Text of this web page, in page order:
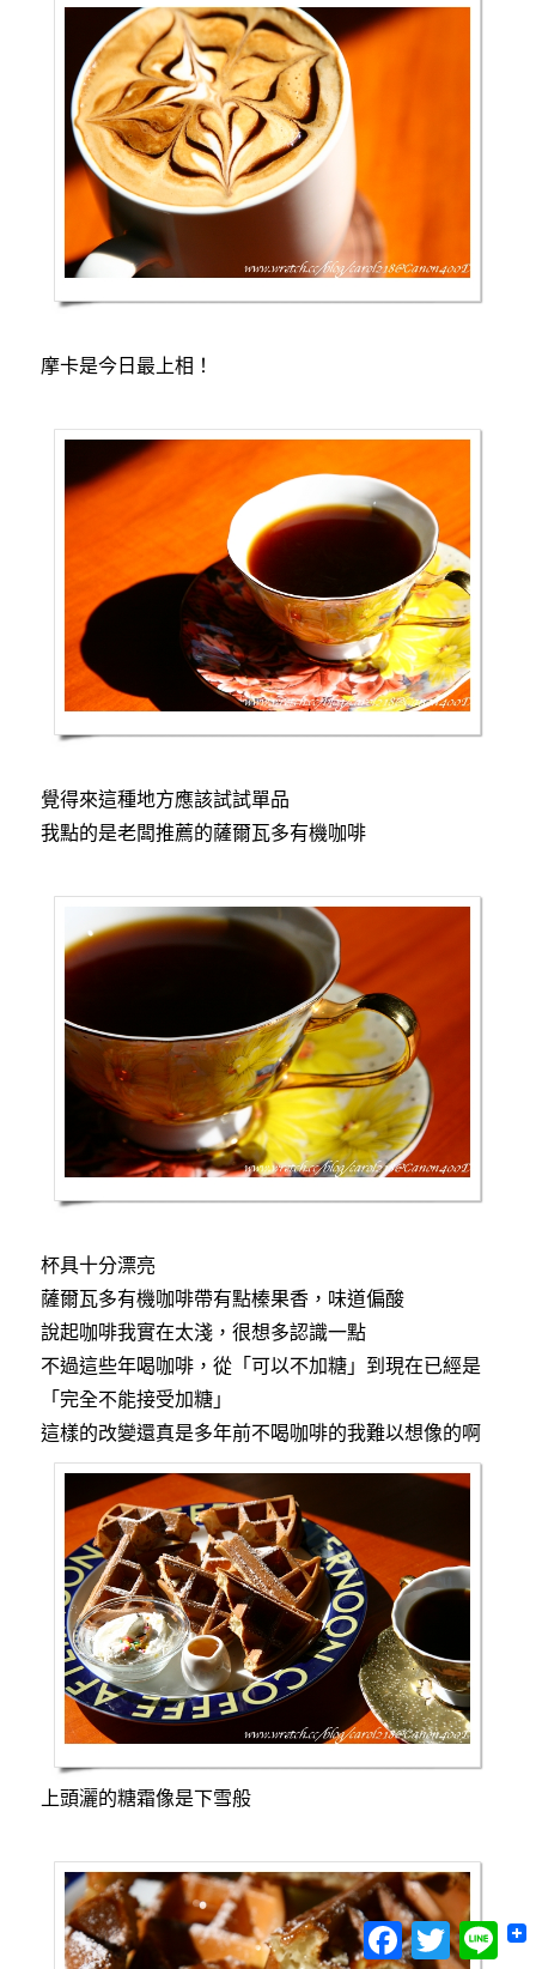
摩卡是今日最上相！
覺得來這種地方應該試試單品
我點的是老闆推薦的薩爾瓦多有機咖啡
杯具十分漂亮
薩爾瓦多有機咖啡帶有點榛果香，味道偏酸
說起咖啡我實在太淺，很想多認識一點
不過這些年喝咖啡，從「可以不加糖」到現在已經是
「完全不能接受加糖」
這樣的改變還真是多年前不喝咖啡的我難以想像的啊
上頭灑的糖霜像是下雪般
Facebook
Twitter